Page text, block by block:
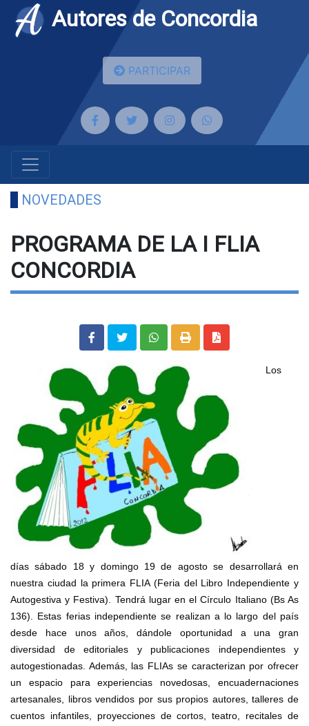
Autores de Concordia
PARTICIPAR
NOVEDADES
PROGRAMA DE LA I FLIA
CONCORDIA
L os
díassábado 18 y domingo 19 de agosto se desarrollará en
nuestra ciudad la primera FLIA (Feria del Libro Independiente y
Autogestiva y Festiva). Tendrá lugar en el Círculo Italiano (Bs As
136). Estas ferias independiente se realizan a lo largo del país
desde hace unos años, dándole oportunidad a una gran
diversidad de editoriales y publicaciones independientes y
autogestionadas. Además, las FLIAs se caracterizan por ofrecer
un espacio para experiencias novedosas, encuadernaciones
artesanales, libros vendidos por sus propios autores, talleres de
cuentos infantiles, proyecciones de cortos, teatro, recitales de